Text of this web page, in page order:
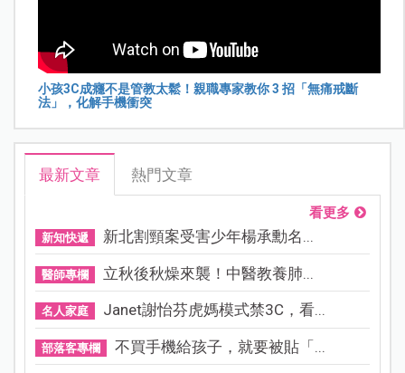
小孩3C成癮不是管教太鬆！親職專家教你 3 招「無痛戒斷
法」，化解手機衝突
最新文章 熱門文章
看更多
新知快遞 新北割頸案受害少年楊承勳名...
醫師專欄 立秋後秋燥來襲！中醫教養肺...
名人家庭 Janet謝怡芬虎媽模式禁3C，看...
部落客專欄 不買手機給孩子，就要被貼「...